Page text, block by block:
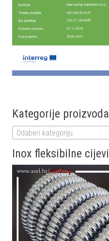
Kategorije proizvoda
Odaberi kategoriju
Inox fleksibilne cijevi